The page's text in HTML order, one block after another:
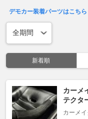
デモカー装着パーツはこちら
新着順
カーメ
テクタ
カーメ